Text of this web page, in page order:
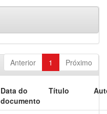
Anterior 1 Próximo
Data do
documento
Título